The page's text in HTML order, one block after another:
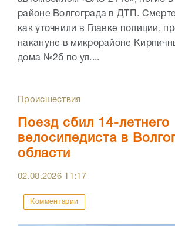
районе Волгограда в ДТП.
как уточнили в Главке полиции,
накануне в микрорайоне
дома №2б по ул....
Происшествия
Поезд сбил 14-летнего
велосипедиста в
области
02.08.2026 11:17
Комментарии